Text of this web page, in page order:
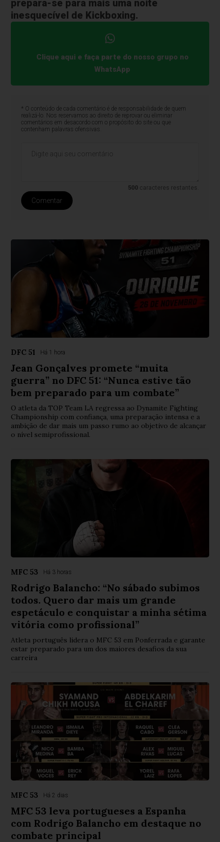
prepara-se para mais uma noite
inesquecível de Kickboxing.
Clique aqui e faça parte do nosso grupo no
WhatsApp
* O conteúdo de cada comentário é de responsabilidade de quem
realizá-lo. Nos reservamos ao direito de reprovar ou eliminar
comentários em desacordo com o propósito do site ou que
contenham palavras ofensivas.
500 caracteres restantes.
Comentar
DFC 51 Há 1 hora
Jean Gonçalves promete “muita
guerra” no DFC 51: “Nunca estive tão
bem preparado para um combate”
O atleta da TOP Team LA regressa ao Dynamite Fighting
Championship com confiança, uma preparação intensa e a
ambição de dar mais um passo rumo ao objetivo de alcançar
o nível semiprofissional.
MFC 53 Há 3 horas
Rodrigo Balancho: “No sábado subimos
todos. Quero dar mais um grande
espetáculo e conquistar a minha sétima
vitória como profissional”
Atleta português lidera o MFC 53 em Ponferrada e garante
estar preparado para um dos maiores desafios da sua
carreira
MFC 53 Há 2 dias
MFC 53 leva portugueses a Espanha
com Rodrigo Balancho em destaque no
combate principal